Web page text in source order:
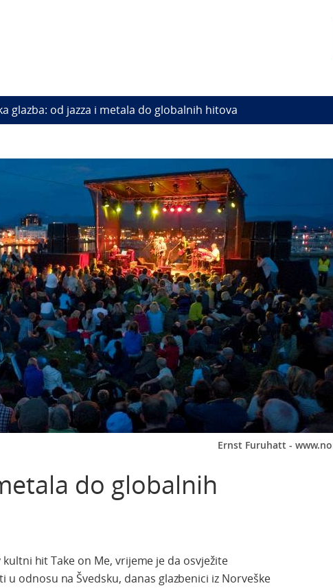
glazba: od jazza i metala do globalnih hitova
Ernst Furuhatt -
do globalnih
hit Take on Me, vrijeme je da osvježite
odnosu na Švedsku, danas glazbenici iz Norveške